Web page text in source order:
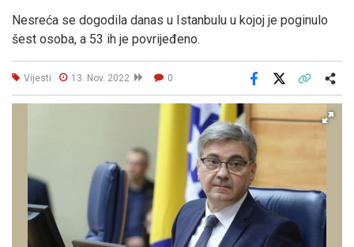
Nesreća se dogodila danas u Istanbulu u kojoj je poginulo
šest osoba, a 53 ih je povrijeđeno.
Vijesti 13. Nov. 2022 0
Facebook